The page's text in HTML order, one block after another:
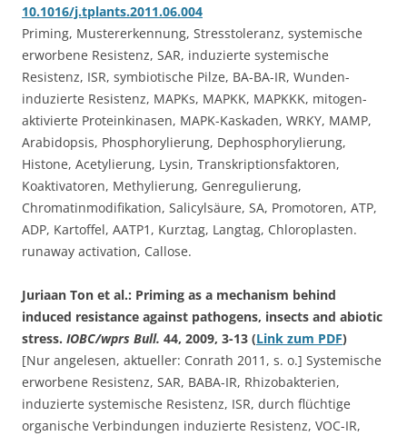
10.1016/j.tplants.2011.06.004
Priming, Mustererkennung, Stresstoleranz, systemische
erworbene Resistenz, SAR, induzierte systemische
Resistenz, ISR, symbiotische Pilze, BA-BA-IR, Wunden-
induzierte Resistenz, MAPKs, MAPKK, MAPKKK, mitogen-
aktivierte Proteinkinasen, MAPK-Kaskaden, WRKY, MAMP,
Arabidopsis, Phosphorylierung, Dephosphorylierung,
Histone, Acetylierung, Lysin, Transkriptionsfaktoren,
Koaktivatoren, Methylierung, Genregulierung,
Chromatinmodifikation, Salicylsäure, SA, Promotoren, ATP,
ADP, Kartoffel, AATP1, Kurztag, Langtag, Chloroplasten.
runaway activation, Callose.
Juriaan Ton et al.: Priming as a mechanism behind
induced resistance against pathogens, insects and abiotic
stress. IOBC/wprs Bull. 44, 2009, 3-13 (Link zum PDF)
[Nur angelesen, aktueller: Conrath 2011, s. o.] Systemische
erworbene Resistenz, SAR, BABA-IR, Rhizobakterien,
induzierte systemische Resistenz, ISR, durch flüchtige
organische Verbindungen induzierte Resistenz, VOC-IR,